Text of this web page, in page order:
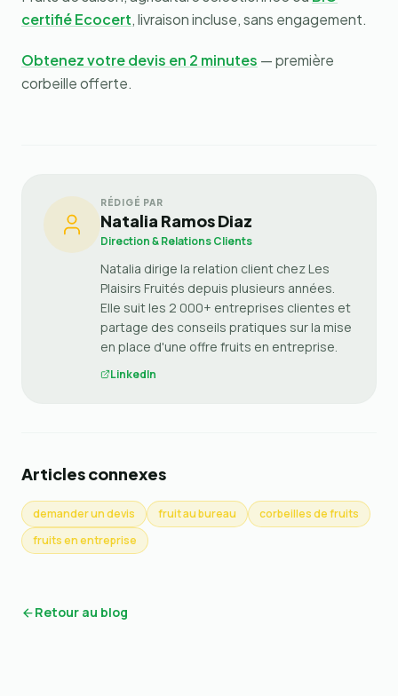
certifié Ecocert, livraison incluse, sans engagement.
Obtenez votre devis en 2 minutes — première
corbeille offerte.
RÉDIGÉ PAR
Natalia Ramos Diaz
Direction & Relations Clients
Natalia dirige la relation client chez Les
Plaisirs Fruités depuis plusieurs années.
Elle suit les 2 000+ entreprises clientes et
partage des conseils pratiques sur la mise
en place d'une offre fruits en entreprise.
LinkedIn
Articles connexes
demander un devis fruit au bureau
corbeilles de fruits
fruits en entreprise
Retour au blog